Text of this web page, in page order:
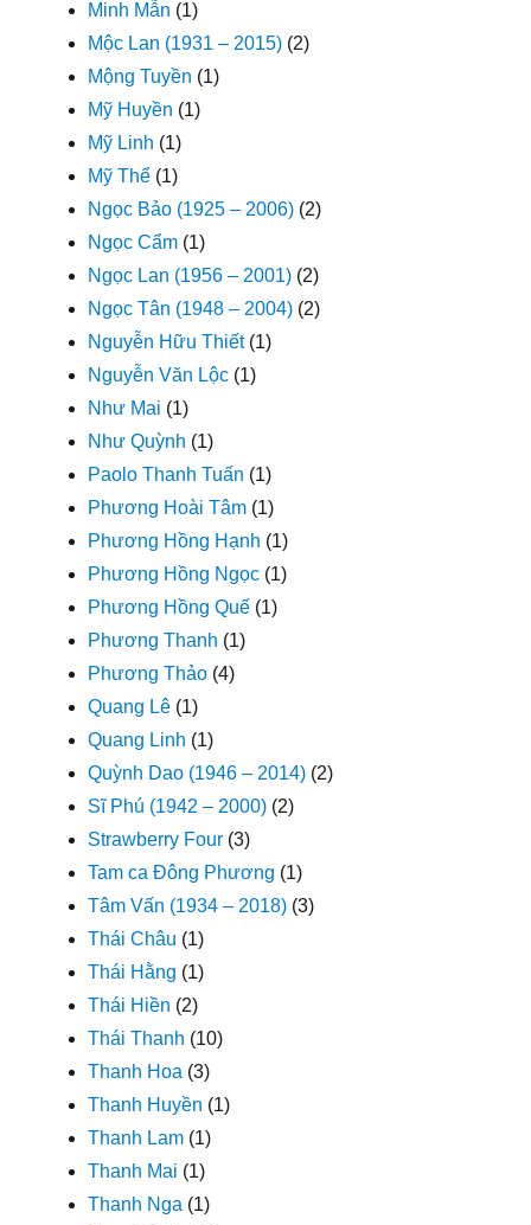
Minh Mẫn (1)
Mộc Lan (1931 – 2015) (2)
Mộng Tuyền (1)
Mỹ Huyền (1)
Mỹ Linh (1)
Mỹ Thể (1)
Ngọc Bảo (1925 – 2006) (2)
Ngọc Cẩm (1)
Ngọc Lan (1956 – 2001) (2)
Ngọc Tân (1948 – 2004) (2)
Nguyễn Hữu Thiết(1)
Nguyễn Văn Lộc (1)
Như Mai (1)
Như Quỳnh (1)
Paolo Thanh Tuấn (1)
Phương Hoài Tâm (1)
Phương Hồng Hạnh (1)
Phương Hồng Ngọc (1)
Phương Hồng Quế (1)
Phương Thanh (1)
Phương Thảo (4)
Quang Lê (1)
Quang Linh (1)
Quỳnh Dao (1946 – 2014) (2)
Sĩ Phú (1942 – 2000) (2)
Strawberry Four (3)
Tam ca Đông Phương (1)
Tâm Vấn (1934 – 2018) (3)
Thái Châu (1)
Thái Hằng (1)
Thái Hiền (2)
Thái Thanh (10)
Thanh Hoa (3)
Thanh Huyền (1)
Thanh Lam (1)
Thanh Mai (1)
Thanh Nga (1)